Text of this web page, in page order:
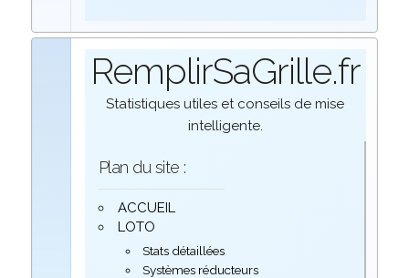
RemplirSaGrille.fr
Statistiques utiles et conseils de mise
intelligente.
Plan du site :
ACCUEIL
LOTO
Stats détaillées
Systèmes réducteurs